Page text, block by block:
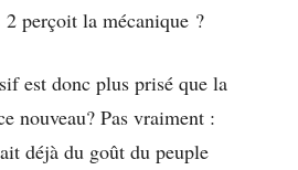
2 perçoit la mécanique ?
est donc plus prisé que la
nouveau? Pas vraiment :
déjà du goût du peuple